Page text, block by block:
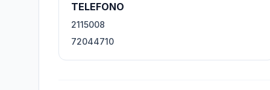
TELEFONO
2115008
72044710